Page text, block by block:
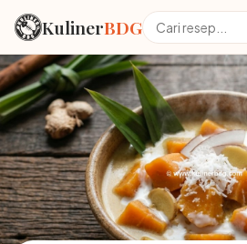
KulinerBDG